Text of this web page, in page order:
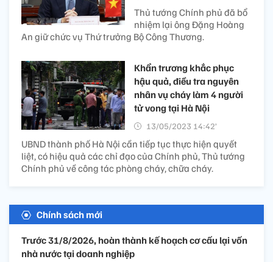
Thủ tướng Chính phủ đã bổ
nhiệm lại ông Đặng Hoàng
An giữ chức vụ Thứ trưởng Bộ Công Thương.
Khẩn trương khắc phục
hậu quả, điều tra nguyên
nhân vụ cháy làm 4 người
tử vong tại Hà Nội
13/05/2023 14:42’
UBND thành phố Hà Nội cần tiếp tục thực hiện quyết
liệt, có hiệu quả các chỉ đạo của Chính phủ, Thủ tướng
Chính phủ về công tác phòng cháy, chữa cháy.
Chính sách mới
Trước 31/8/2026, hoàn thành kế hoạch cơ cấu lại vốn
nhà nước tại doanh nghiệp